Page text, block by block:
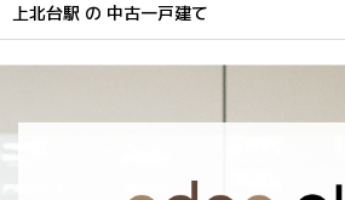
上北台駅 の 中古一戸建て